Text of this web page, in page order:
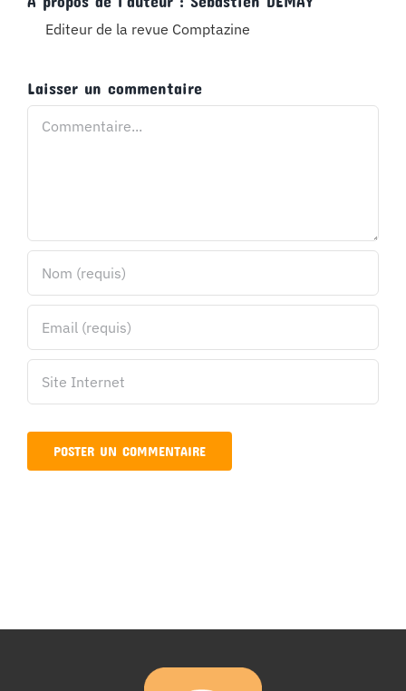
Editeur de la revue Comptazine
Laisser un commentaire
Commentaire